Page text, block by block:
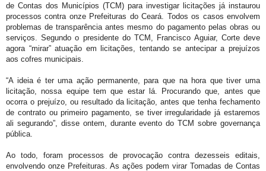
de Contas dos Municípios (TCM) para investigar licitações já instaurou
processos contra onze Prefeituras do Ceará. Todos os casos envolvem
problemas de transparência antes mesmo do pagamento pelas obras ou
serviços. Segundo o presidente do TCM, Francisco Aguiar, Corte deve
agora “mirar” atuação em licitações, tentando se antecipar a prejuízos
aos cofres municipais.
“A ideia é ter uma ação permanente, para que na hora que tiver uma
licitação, nossa equipe tem que estar lá. Procurando que, antes que
ocorra o prejuízo, ou resultado da licitação, antes que tenha fechamento
de contrato ou primeiro pagamento, se tiver irregularidade já estaremos
ali segurando”, disse ontem, durante evento do TCM sobre governança
pública.
Ao todo, foram processos de provocação contra dezesseis editais,
envolvendo onze Prefeituras. As ações podem virar Tomadas de Contas